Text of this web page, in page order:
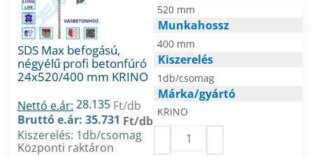
SDS Max befogású,
négyélű profi betonfúró
24x520/400 mm KRINO
Nettó e.ár: 28.135 Ft/db
Bruttó e.ár: 35.731 Ft/db
Kiszerelés: 1db/csomag
Központi raktáron
520 mm
Munkahossz
400 mm
Kiszerelés
1db/csomag
Márka/gyártó
KRINO